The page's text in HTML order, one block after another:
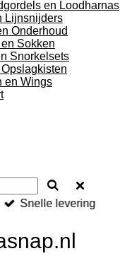
en Loodharnas
Lijnsnijders
Onderhoud
Sokken
Snorkelsets
en Wings
Snelle levering